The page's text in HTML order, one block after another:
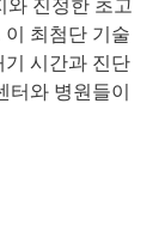
최첨단 기술
시간과 진단
터와 병원들이